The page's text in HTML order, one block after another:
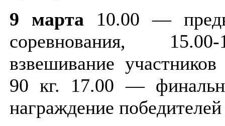
9 марта 10.00 —
соревнования,
взвешивание
90 кг. 17.00 —
награждение